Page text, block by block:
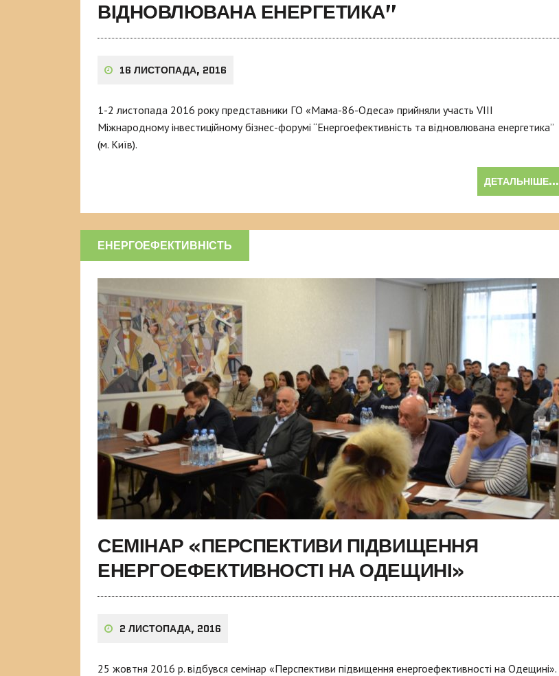
ВІДНОВЛЮВАНА ЕНЕРГЕТИКА”
16 ЛИСТОПАДА, 2016
1-2 листопада 2016 року представники ГО «Мама-86-Одеса» прийняли участь VIII
Міжнародному інвестиційному бізнес-форумі “Енергоефективність та відновлювана енергетика”
(м. Київ).
ДЕТАЛЬНІШЕ...
ЕНЕРГОЕФЕКТИВНІСТЬ
СЕМІНАР «ПЕРСПЕКТИВИ ПІДВИЩЕННЯ
ЕНЕРГОЕФЕКТИВНОСТІ НА ОДЕЩИНІ»
2 ЛИСТОПАДА, 2016
25 жовтня 2016 р. відбувся семінар «Перспективи підвищення енергоефективності на Одещині».